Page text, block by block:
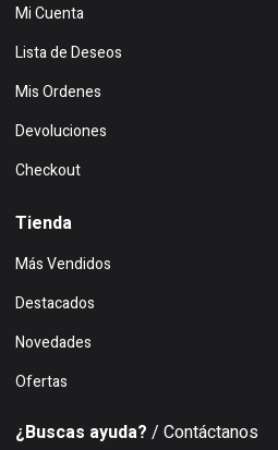
Mi Cuenta
Lista de Deseos
Mis Ordenes
Devoluciones
Checkout
Tienda
Más Vendidos
Destacados
Novedades
Ofertas
¿Buscas ayuda? / Contáctanos